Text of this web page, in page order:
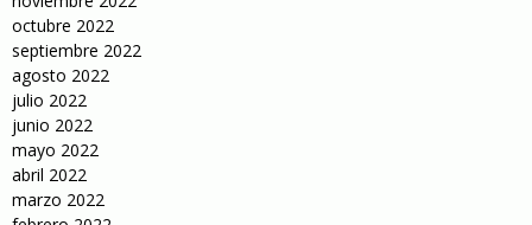
octubre 2022
septiembre 2022
agosto 2022
julio 2022
junio 2022
mayo 2022
abril 2022
marzo 2022